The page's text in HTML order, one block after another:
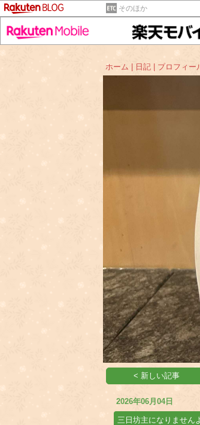
そのほか
ホーム 日記 プロフィー
< 新しい記事
2026年06月04日
三日坊主になりません